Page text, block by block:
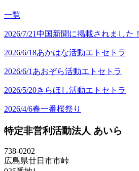
一覧
2026/7/21中国新聞に掲載されました！
2026/6/18あかはな活動エトセトラ
2026/6/1 あおぞら活動エトセトラ
2026/5/20きらほし活動エトセトラ
2026/4/6春一番桜祭り
特定非営利活動法人 あいら
738-0202
広島県廿日市市峠